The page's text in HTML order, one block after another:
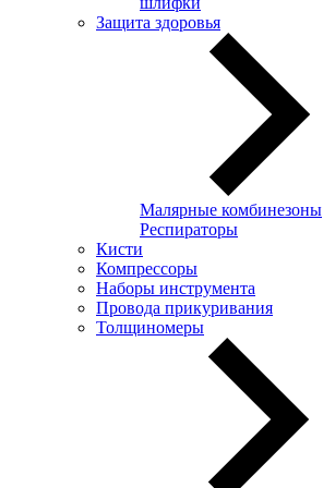
Защита здоровья
Малярные комбинезоны
Респираторы
Кисти
Компрессоры
Наборы инструмента
Провода прикуривания
Толщиномеры